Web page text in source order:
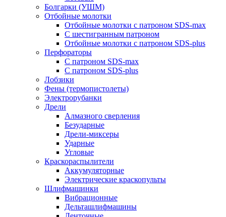
Болгарки (УШМ)
Отбойные молотки
Отбойные молотки с патроном SDS-max
С шестигранным патроном
Отбойные молотки с патроном SDS-plus
Перфораторы
С патроном SDS-max
С патроном SDS-plus
Лобзики
Фены (термопистолеты)
Электрорубанки
Дрели
Алмазного сверления
Безударные
Дрели-миксеры
Ударные
Угловые
Краскораспылители
Аккумуляторные
Электрические краскопульты
Шлифмашинки
Вибрационные
Дельташлифмашины